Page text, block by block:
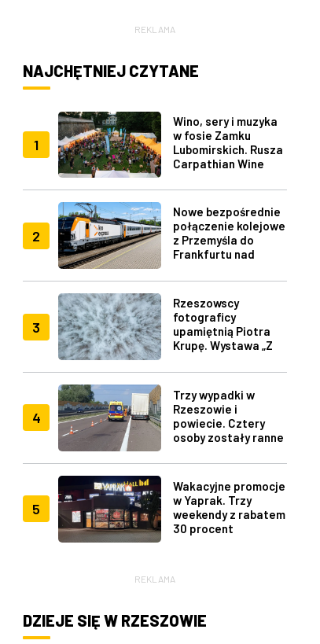
REKLAMA
NAJCHĘTNIEJ CZYTANE
1
Wino, sery i muzyka
w fosie Zamku
Lubomirskich. Rusza
Carpathian Wine
2
Nowe bezpośrednie
połączenie kolejowe
z Przemyśla do
Frankfurtu nad
3
Rzeszowscy
fotograficy
upamiętnią Piotra
Krupę. Wystawa „Z
4
Trzy wypadki w
Rzeszowie i
powiecie. Cztery
osoby zostały ranne
5
Wakacyjne promocje
w Yaprak. Trzy
weekendy z rabatem
30 procent
REKLAMA
DZIEJE SIĘ W RZESZOWIE